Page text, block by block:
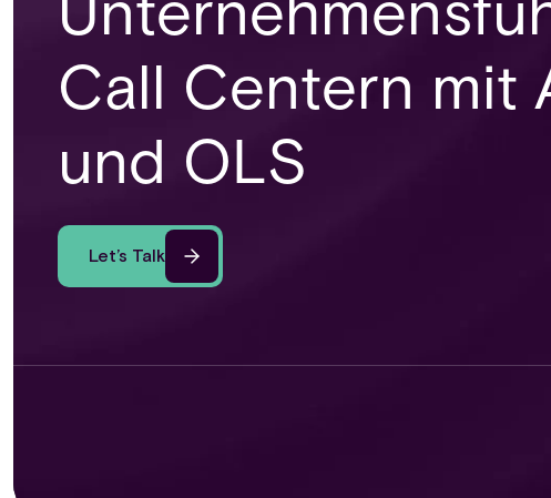
Call Centern mit
und OLS
Let’s Talk